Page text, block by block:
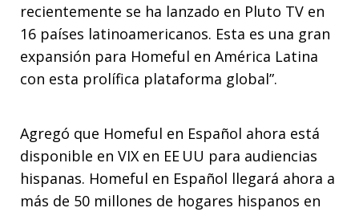
recientemente se ha lanzado en Pluto TV en
16 países latinoamericanos. Esta es una gran
expansión para Homeful en América Latina
con esta prolífica plataforma global”.
Agregó que Homeful en Español ahora está
disponible en VIX en EE UU para audiencias
hispanas. Homeful en Español llegará ahora a
más de 50 millones de hogares hispanos en